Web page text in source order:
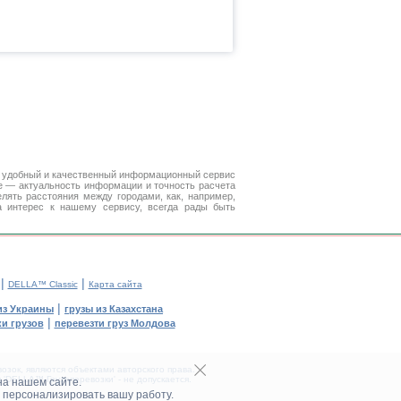
нашем сайте.
вашу работу.
и качественный информационный сервис
актуальность информации и точность расчета
расстояния между городами, как, например,
к нашему сервису, всегда рады быть
DELLA™ Classic| Карта сайта
Украины | грузы из Казахстана
грузов| перевезти груз Молдова
являются объектами авторского права.
Грузоперевозки' - не допускается.